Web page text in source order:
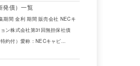
単位 USD
発債）一覧
期間 金利 期間 販売会社 NECキ
ン株式会社第31回無担保社債
特約付）愛称：NECキャピ...